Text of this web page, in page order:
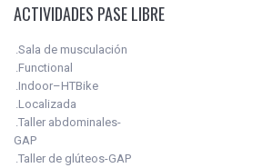
ACTIVIDADES PASE LIBRE
.Sala de musculación
.Functional
.Indoor–HTBike
.Localizada
.Taller abdominales-
GAP
.Taller de glúteos-GAP